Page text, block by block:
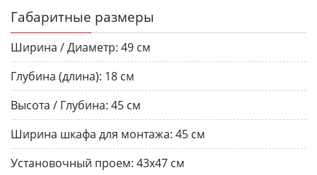
Габаритные размеры
Ширина / Диаметр: 49 см
Глубина (длина): 18 см
Высота / Глубина: 45 см
Ширина шкафа для монтажа: 45 см
Установочный проем: 43x47 см